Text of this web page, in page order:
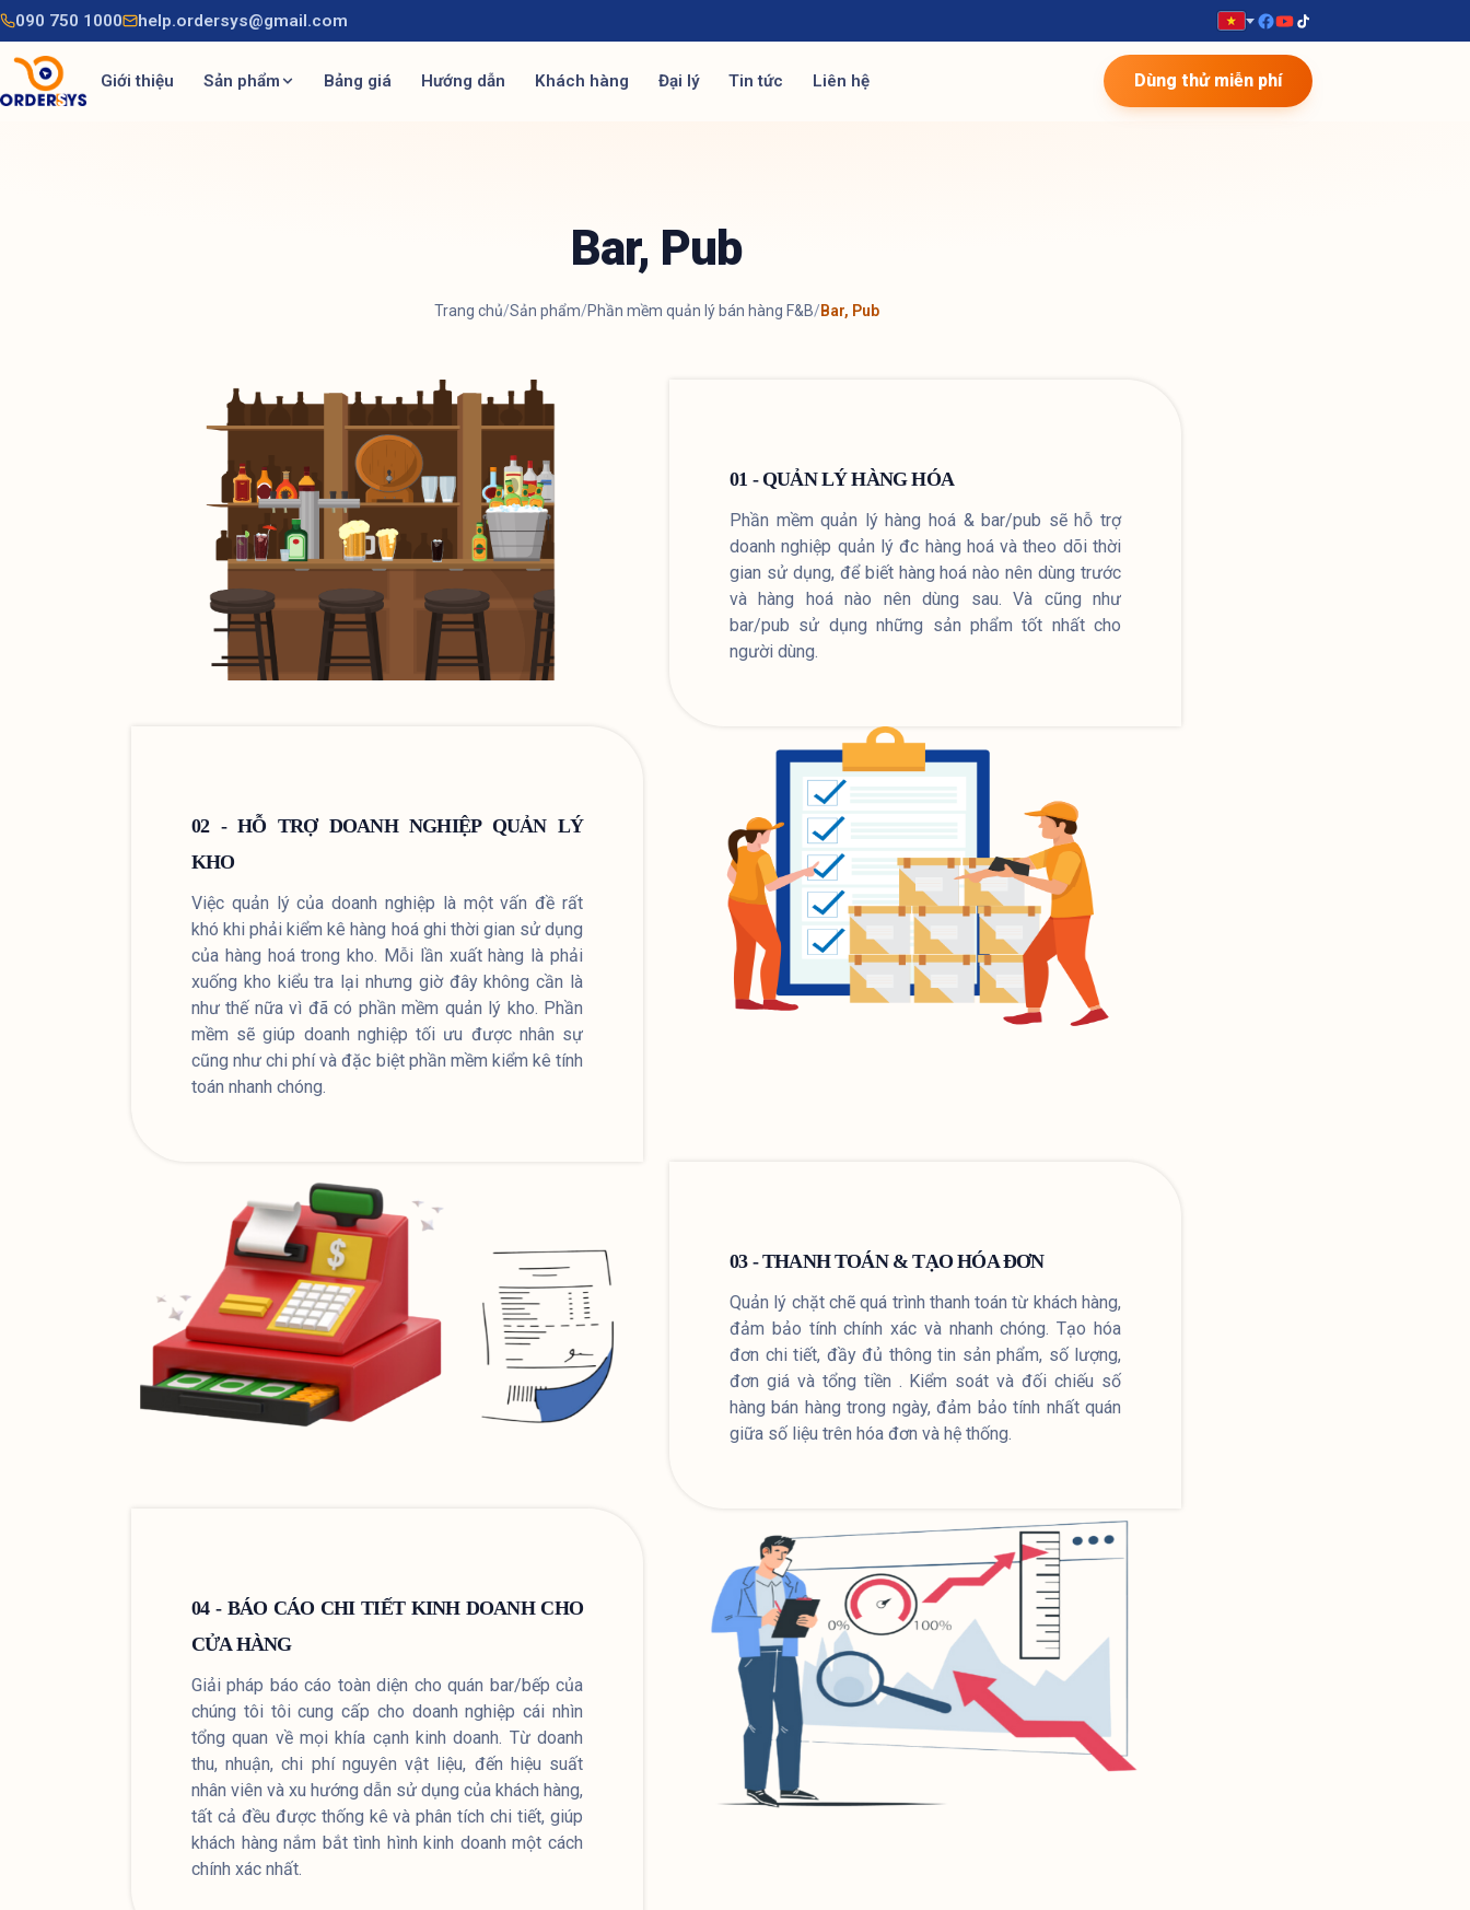
090 750 1000 help.ordersys@gmail.com
Giới thiệu Sản phẩm Bảng giá Hướng dẫn Khách hàng Đại lý Tin tức Liên hệ Dùng thử miễn phí
Bar, Pub
Trang chủ/Sản phẩm/Phần mềm quản lý bán hàng F&B/Bar, Pub
01 - QUẢN LÝ HÀNG HÓA
Phần mềm quản lý hàng hoá & bar/pub sẽ hỗ trợ
doanh nghiệp quản lý đc hàng hoá và theo dõi thời
gian sử dụng, để biết hàng hoá nào nên dùng trước
và hàng hoá nào nên dùng sau. Và cũng như
bar/pub sử dụng những sản phẩm tốt nhất cho
người dùng.
02 - HỖ TRỢ DOANH NGHIỆP QUẢN LÝ
KHO
Việc quản lý của doanh nghiệp là một vấn đề rất
khó khi phải kiểm kê hàng hoá ghi thời gian sử dụng
của hàng hoá trong kho. Mỗi lần xuất hàng là phải
xuống kho kiểu tra lại nhưng giờ đây không cần là
như thế nữa vì đã có phần mềm quản lý kho. Phần
mềm sẽ giúp doanh nghiệp tối ưu được nhân sự
cũng như chi phí và đặc biệt phần mềm kiểm kê tính
toán nhanh chóng.
03 - THANH TOÁN & TẠO HÓA ĐƠN
Quản lý chặt chẽ quá trình thanh toán từ khách hàng,
đảm bảo tính chính xác và nhanh chóng. Tạo hóa
đơn chi tiết, đầy đủ thông tin sản phẩm, số lượng,
đơn giá và tổng tiền . Kiểm soát và đối chiếu số
hàng bán hàng trong ngày, đảm bảo tính nhất quán
giữa số liệu trên hóa đơn và hệ thống.
04 - BÁO CÁO CHI TIẾT KINH DOANH CHO
CỬA HÀNG
Giải pháp báo cáo toàn diện cho quán bar/bếp của
chúng tôi tôi cung cấp cho doanh nghiệp cái nhìn
tổng quan về mọi khía cạnh kinh doanh. Từ doanh
thu, nhuận, chi phí nguyên vật liệu, đến hiệu suất
nhân viên và xu hướng dẫn sử dụng của khách hàng,
tất cả đều được thống kê và phân tích chi tiết, giúp
khách hàng nắm bắt tình hình kinh doanh một cách
chính xác nhất.